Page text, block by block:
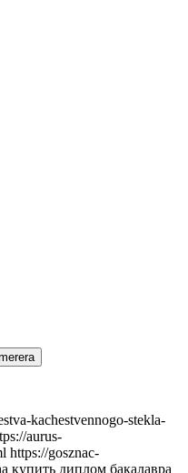
umnoye-osveshcheniye-dlya-avto-bi-led-linzy https://footballfans.com.ua/5-prichin-dlya-upgrade-bi-led-linzy https://freeadverts.com.ua/bi-led-linzy-yarkost-i-stil http://istroy.com.ua/nochnye-poezdki-bi-led-linzy-vozmozhnosti https://jesus.com.ua/vsyo-o-bi-led-linzy-dlya-avto https://keslaser.com.ua/bi-led-linzy-dlya-idealnoy-vidimosti https://igrotech.com.ua/instruktsiya-po-vyboru-i-ustanovke-bi-led-linz https://incidents.com.ua/bi-led-linzy-dlya-professionalov-i-novichkov-rekomendatsii-po-ustanovke https://kolesiko.com.ua/linzy-dlya-far-avto-kak-vybrat-idealnye-dlya-vashego-avtomobilya https://infobus.com.ua/kak-linzy-dlya-far-izmenyayut-osveshchennost-i-stil-vashego-avto https://imperialgroup.com.ua/pochemu-stoit-ustanovit-linzy-v-fary-avto-osnovnye-preimushchestva https://leasing.com.ua/linzy-dlya-far-avto-kak-vybrat-luchshie-komponenty-dlya-optimalnogo-sveta https://igruli.com.ua/linzy-dlya-far-avto-chto-vazhno-uchityvat-pri-ustanovke-i-vybore https://mamaorganica.com.ua/linzy-dlya-far-kak-uluchshit-svet-i-stil-avtomobilya https://jiraf.com.ua/moshhnoe-tochnoe-osveshhenie-preimushhestva-linz-dlya-avto-far https://itware.com.ua/chto-dayut-linzy-dlya-far-sekrety-osveshheniya https://jn.com.ua/linzy-dlya-far-sovremennye-resheniya-dlya-vidimosti https://ibnews.com.ua/germetik-dlya-stekla-far-avto https://keepstyle.com.ua/kak-pravilno-ispolzovat-germetik-dlya-far-avto https://menfashion.com.ua/germetik-dlya-stekla-far https://kominmet.com.ua/germetik-dlya-far-avto-vodonepronitsaemost https://mir-akb.com.ua/kak-germetik-dlya-far-vliyaet-na-zashitu-i-vneshniy-vid https://mitsubishi-nikol-motors.com.ua/germetik-dlya-stekla-far-uluchshenie-germetichnosti-i-osveshcheniya https://massovka.com.ua/germetik-dlya-far-zashchita-ot-vlagi-pyli-kondensata https://newstoday.com.ua/kak-vybrat-germetik-dlya-stekla-far https://maximumvisa.com.ua/germetik-dlya-stekla-far-idealnaya-germetizatsiya https://ostercenter.com.ua/luchshie-germetiki-dlya-far-avto https://pnevmo-strelok.com.ua/germetik-dlya-far-zachem-i-kak-ispolzovat https://myelectro.com.ua/kak-germetik-zashchishchaet-fary https://logotypes.com.ua/germetizaciya-stekla-far https://naduvnie-lodki.com.ua/sekret-idealnyh-far-germetik https://nagrevayka.com.ua/top-5-germetikov-dlya-far http://repetitory.com.ua/germetik-dlya-stekla-far-poshagovyj-gid https://optimapharm.com.ua/germetik-dlya-stekla-far https://s-boutique.com.ua/zashchita-far-ot-vlagi-rol-germetika https://rockradio.com.ua/kak-germetik-pomogaet-sokhranit-fary-kak-novye https://pravoslavnews.com.ua/germetik-dlya-far-nadezhnoe-reshenie-dlya-predotvrashcheniya-kondensata https://salonsharm.com.ua/idealnyj-germetik-dlya-stekla-far-kak-vybrat-i-pravilno-nanesti http://salle.com.ua/pochemu-germetik-dlya-far-avto-vazhnee-chem-kazhetsya http://reklamist.com.ua/germetik-dlya-stekla-far-obazatelnyj-element-dlya-remonta http://runflor.com.ua/kak-vosstanovit-germetichnost-far-sovety-po-vyboru-germetika https://side-by-side.com.ua/remont-stekla-far-kak-germetik-pomogaet-sokhranit-svetopropuskaniye https://smartbuildforum.com.ua/germetik-dlya-avtofar-resheniye-dlya-osveshcheniya-i-zashchity https://tastaliski.com.ua/germetik-dlya-stekla-far-zashchita-ot-pogodnyh-usloviy https://sevinfo.com.ua/kak-germetik-prodlevaet-srok-sluzhby-far https://summer-kino.com.ua/germetik-dlya-avtofar-problemy-s-germetizaciej https://startupline.com.ua/vybor-germetika-dlya-far https://unasoft.com.ua/germetik-dlya-stekla-far-vlaga-i-korrozia https://svitozar.com.ua/germetik-dlya-stekla-far-vlaga-i-korrozia https://talktome.com.ua/zhidkost-dlya-polirovki-far-avto https://smotri.com.ua/kak-vybrat-luchshuyu-zhidkost-dlya-polirovki-far https://tyres.com.ua/zhidkost-dlya-polirovki-far-ustranenie-carapin https://tayger.com.ua/nabor-dlya-polirovki-far-vse-chto-nuzhno https://tm-marmelad.com.ua/nabor-dlya-polirovki-far-luchshie-komplekty https://synergize.com.ua/polirovka-far-svoimi-rukami-nabory https://trademart.com.ua/nabor-dlya-polirovki-far-kak-obnovit-fary-avto http://vabank.com.ua/steklo-dlya-far-ka